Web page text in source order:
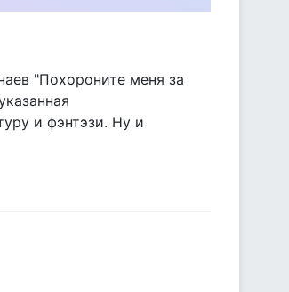
"Похороните меня за
и фэнтэзи. Ну и